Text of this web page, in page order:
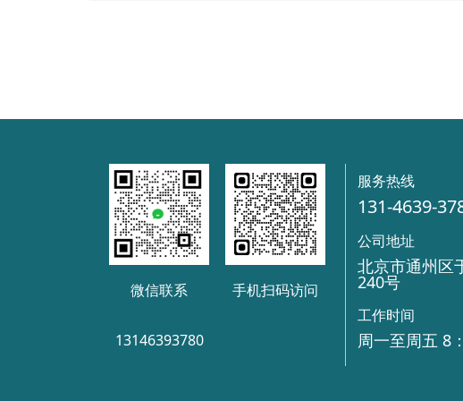
微信联系
13146393780
手机扫码访问
服务热线
131-4639-
公司地址
北京市通州区
240号
工作时间
周一至周五 8